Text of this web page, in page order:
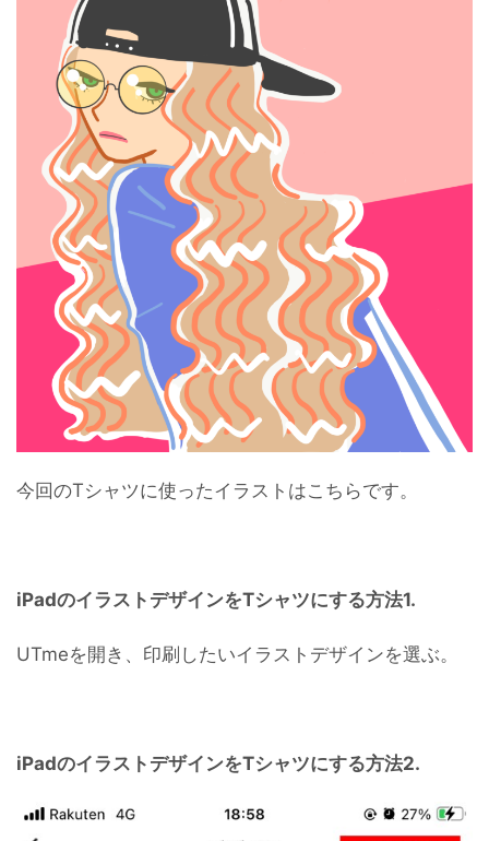
今回のTシャツに使ったイラストはこちらです。
iPadのイラストデザインをTシャツにする方法1.
UTmeを開き、印刷したいイラストデザインを選ぶ。
iPadのイラストデザインをTシャツにする方法2.